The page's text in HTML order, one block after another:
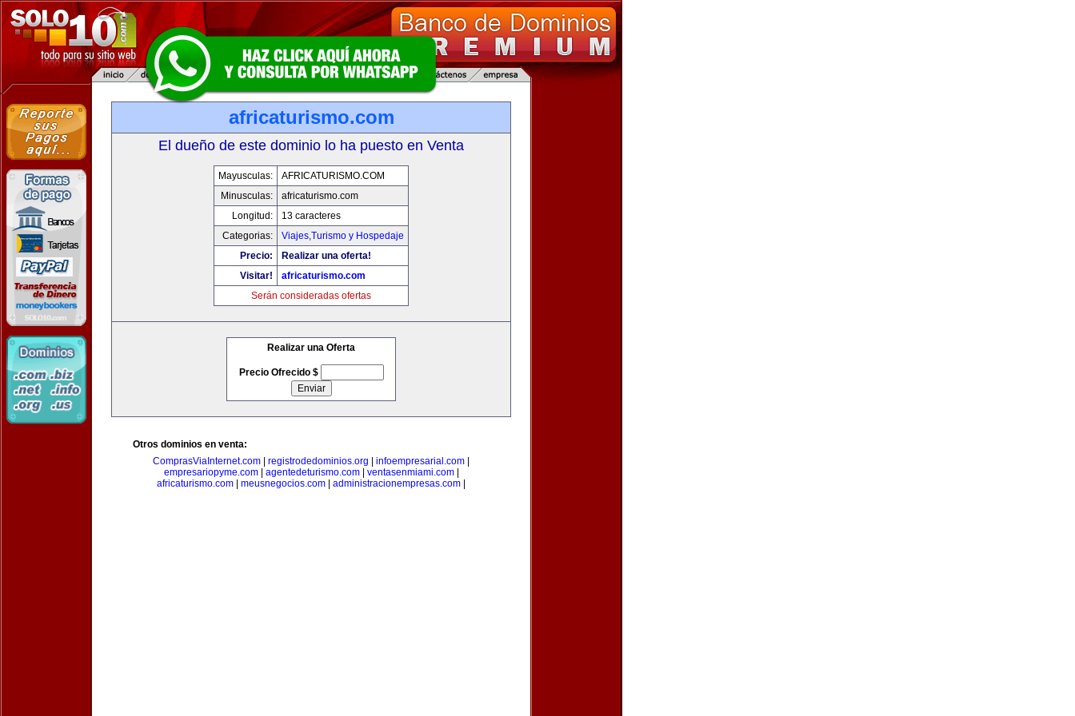
africaturismo.com
El dueño de este dominio lo ha puesto en Venta
Mayusculas:
AFRICATURISMO.COM
Minusculas:
africaturismo.com
Longitud:
13 caracteres
Categorias:
Viajes,Turismo y Hospedaje
Precio:
Realizar una oferta!
Visitar!
africaturismo.com
Serán consideradas ofertas
Realizar una Oferta
Precio Ofrecido $
Otros dominios en venta:
ComprasViaInternet.com
registrodedominios.org infoempresarial.com
empresariopyme.com| agentedeturismo.com| ventasenmiami.com|
africaturismo.com
meusnegocios.com administracionempresas.com